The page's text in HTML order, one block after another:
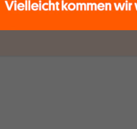
wir aus den schmaler werdenden